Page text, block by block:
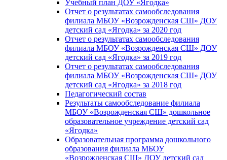
Учебный план ДОУ «Ягодка»
Отчет о результатах самообследования
филиала МБОУ «Возрожденская СШ» ДОУ
детский сад «Ягодка» за 2020 год
Отчет о результатах самообследования
филиала МБОУ «Возрожденская СШ» ДОУ
детский сад «Ягодка» за 2019 год
Отчет о результатах самообследования
филиала МБОУ «Возрожденская СШ» ДОУ
детский сад «Ягодка» за 2018 год
Педагогический состав
Результаты самообследование филиала
МБОУ «Возрожденская СШ» дошкольное
образовательное учреждение детский сад
«Ягодка»
Образовательная программа дошкольного
образования филиала МБОУ
«Возрожденская СШ» ДОУ детский сад